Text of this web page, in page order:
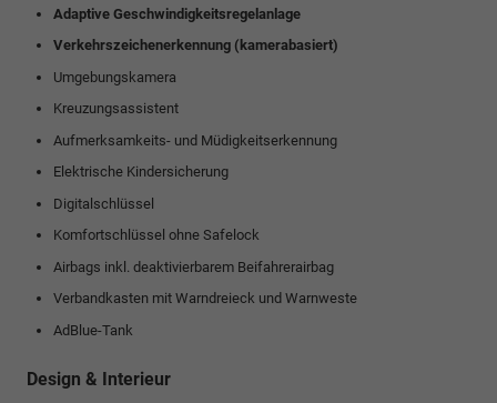
Adaptive Geschwindigkeitsregelanlage
Verkehrszeichenerkennung (kamerabasiert)
Umgebungskamera
Kreuzungsassistent
Aufmerksamkeits- und Müdigkeitserkennung
Elektrische Kindersicherung
Digitalschlüssel
Komfortschlüssel ohne Safelock
Airbags inkl. deaktivierbarem Beifahrerairbag
Verbandkasten mit Warndreieck und Warnweste
AdBlue-Tank
Design & Interieur